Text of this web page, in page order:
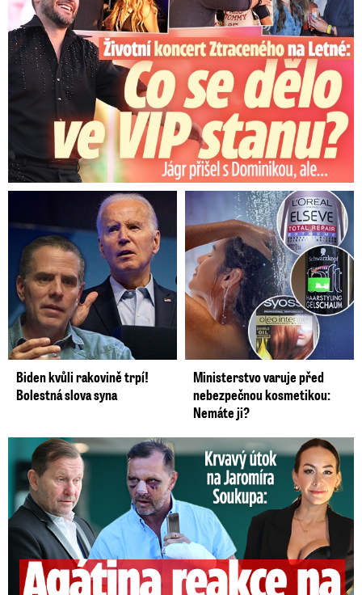
Biden kvůli rakovině trpí!
Bolestná slova syna
Ministerstvo varuje před
nebezpečnou kosmetikou:
Nemáte ji?
Útok na Jaromíra Soukupa: Reakce Agáty na zmlácení jejího ex